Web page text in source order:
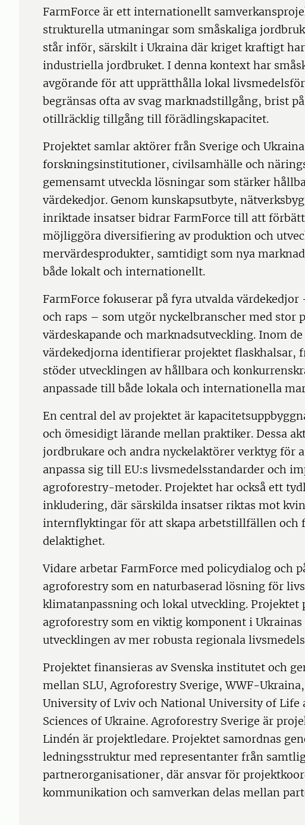
FarmForce är ett internationellt
strukturella utmaningar som småskaliga
står inför, särskilt i Ukraina där kriget kraftigt
industriella jordbruket. I denna kontext har
avgörande för att upprätthålla lokal
begränsas ofta av svag marknadstillgång, brist
otillräcklig tillgång till förädlingskapacitet.
Projektet samlar aktörer från Sverige och
forskningsinstitutioner, civilsamhälle och
gemensamt utveckla lösningar som stärker
värdekedjor. Genom kunskapsutbyte,
inriktade insatser bidrar FarmForce till att
möjliggöra diversifiering av produktion och
mervärdesprodukter, samtidigt som nya
både lokalt och internationellt.
FarmForce fokuserar på fyra utvalda
och raps – som utgör nyckelbranscher med stor
värdeskapande och marknadsutveckling. Inom de
värdekedjorna identifierar projektet flaskhalsar,
stöder utvecklingen av hållbara och
anpassade till både lokala och internationella
En central del av projektet är
och ömesidigt lärande mellan praktiker. Dessa
jordbrukare och andra nyckelaktörer verktyg för
anpassa sig till EU:s livsmedelsstandarder och
agroforestry-metoder. Projektet har också ett
inkludering, där särskilda insatser riktas mot
internflyktingar för att skapa arbetstillfällen och
delaktighet.
Vidare arbetar FarmForce med policydialog och
agroforestry som en naturbaserad lösning för
klimatanpassning och lokal utveckling. Projektet
agroforestry som en viktig komponent i
utvecklingen av mer robusta regionala
Projektet finansieras av Svenska institutet och
mellan SLU, Agroforestry Sverige, WWF-
University of Lviv och National University of Life
Sciences of Ukraine. Agroforestry Sverige är
Lindén är projektledare. Projektet samordnas
ledningsstruktur med representanter från
partnerorganisationer, där ansvar för
kommunikation och samverkan delas mellan